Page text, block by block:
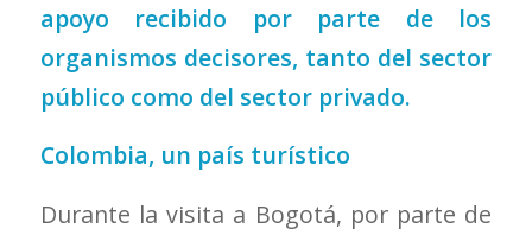
apoyo recibido por parte de los
organismos decisores, tanto del sector
público como del sector privado.
Colombia, un país turístico
Durante la visita a Bogotá, por parte de